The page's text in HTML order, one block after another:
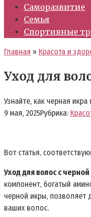
Саморазвитие
Семья
Спортивные
Главная » Красота и
Уход для
Узнайте, как черная
9 мая, 2025Рубрика:
Вот статья‚
Уход для волос с
компонент‚ богатый
черной икры‚ позволяет
ваших волос.